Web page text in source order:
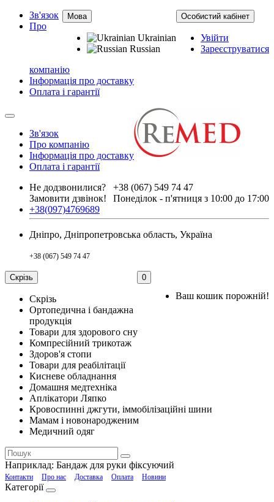
Особистий кабінет
Увійти
Зареєструватися
Мова
Ukrainian
Russian
Зв'язок
Про
компанію
Інформація про доставку
Оплата і гарантії
Зв'язок
Про компанію
Інформація про доставку
Оплата і гарантії
+38 (067) 549 74 47
Понеділок - п'ятниця з 10:00 до 17:00
Не додзвонилися?
Замовити дзвінок!
+38(097)4769689
Дніпро, Дніпропетровська область, Україна
+38 (067) 549 74 47
0
Ваш кошик порожній!
Скрізь
Скрізь
Ортопедична і бандажна
продукція
Товари для здорового сну
Компресійний трикотаж
Здоров'я стопи
Товари для реабілітації
Кисневе обладнання
Домашня медтехніка
Аплікатори Ляпко
Кровоспинні джгути, іммобілізаційні шини
Мамам і новонародженим
Медичний одяг
Наприклад: Бандаж для руки фіксуючий
Контакти Про нас Доставка Оплата Новини
Категорії